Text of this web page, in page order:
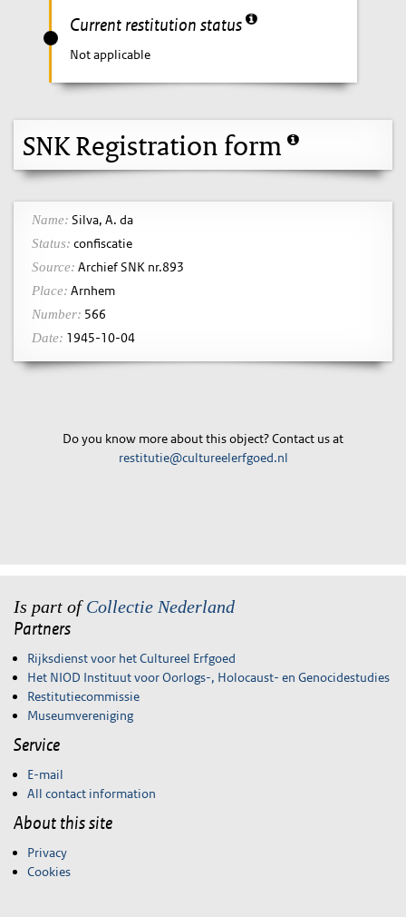
Current restitution status
Not applicable
SNK Registration form
Name: Silva, A. da
Status: confiscatie
Source: Archief SNK nr.893
Place: Arnhem
Number: 566
Date: 1945-10-04
Do you know more about this object? Contact us at
restitutie@cultureelerfgoed.nl
Is part ofCollectie Nederland
Partners
Rijksdienst voor het Cultureel Erfgoed
Het NIOD Instituut voor Oorlogs-, Holocaust- en Genocidestudies
Restitutiecommissie
Museumvereniging
Service
E-mail
All contact information
About this site
Privacy
Cookies